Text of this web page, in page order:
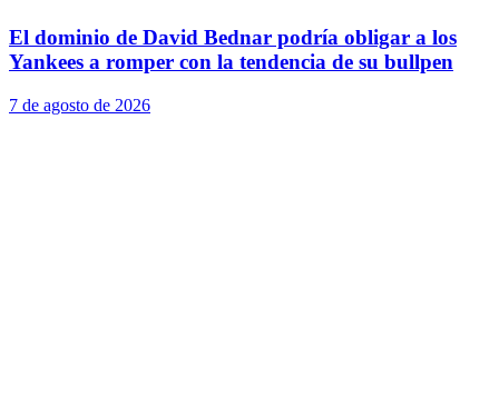
El dominio de David Bednar podría obligar a los
Yankees a romper con la tendencia de su bullpen
7 de agosto de 2026